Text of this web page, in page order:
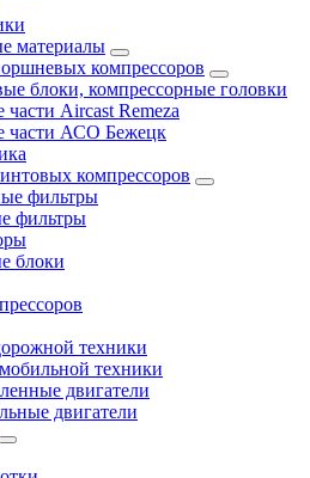
материалы
компрессоров
блоки, компрессорные головки
части Aircast Remeza
части АСО Бежецк
компрессоров
фильтры
фильтры
блоки
техники
техники
двигатели
двигатели